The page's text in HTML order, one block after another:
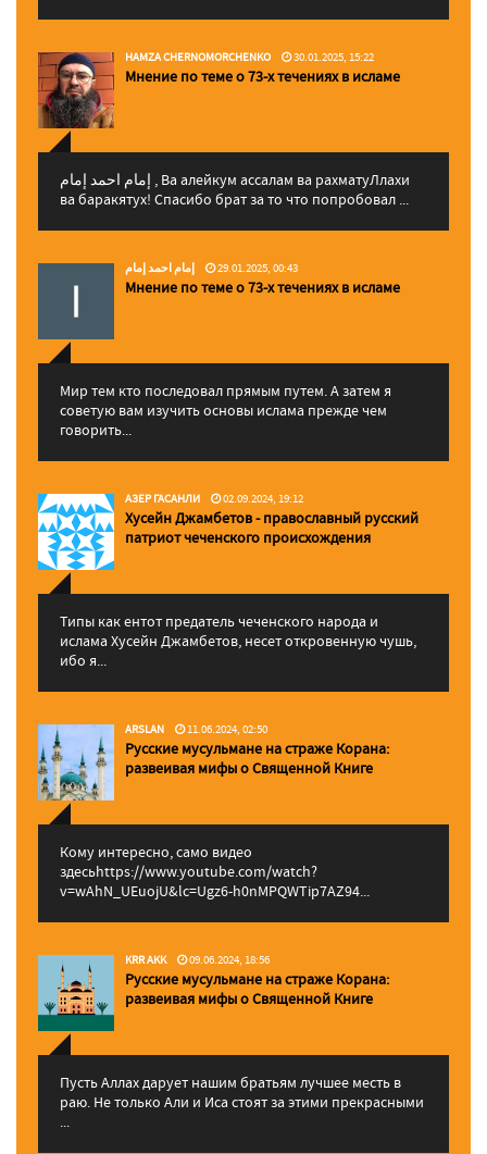
HAMZA CHERNOMORCHENKO 30.01.2025, 15:22
Мнение по теме о 73-х течениях в исламе
إمام احمد إمام , Ва алейкум ассалам ва рахматуЛлахи
ва баракятух! Спасибо брат за то что попробовал ...
إمام احمد إمام 29.01.2025, 00:43
Мнение по теме о 73-х течениях в исламе
Мир тем кто последовал прямым путем. А затем я
советую вам изучить основы ислама прежде чем
говорить...
АЗЕР ГАСАНЛИ 02.09.2024, 19:12
Хусейн Джамбетов - православный русский
патриот чеченского происхождения
Типы как ентот предатель чеченского народа и
ислама Хусейн Джамбетов, несет откровенную чушь,
ибо я...
ARSLAN 11.06.2024, 02:50
Русские мусульмане на страже Корана:
pазвеивая мифы о Священной Книге
Кому интересно, само видео
здесьhttps://www.youtube.com/watch?
v=wAhN_UEuojU&lc=Ugz6-h0nMPQWTip7AZ94...
KRR AKK 09.06.2024, 18:56
Русские мусульмане на страже Корана:
pазвеивая мифы о Священной Книге
Пусть Аллах дарует нашим братьям лучшее месть в
раю. Не только Али и Иса стоят за этими прекрасными
...